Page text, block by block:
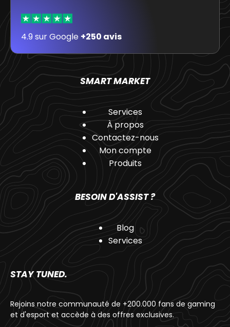
4.9 sur Google +250 avis
SMART MARKET
Services
À propos
Contactez-nous
Mon compte
Produits
BESOIN D'ASSIST ?
Blog
Services
STAY TUNED.
Rejoins notre communauté de +200.000 fans de gaming
et d'esport et accède à des offres exclusives.